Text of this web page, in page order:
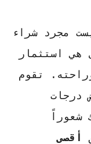
مجرد شراء
هي استثمار
تقوم
درجات
شعوراً
أقصى